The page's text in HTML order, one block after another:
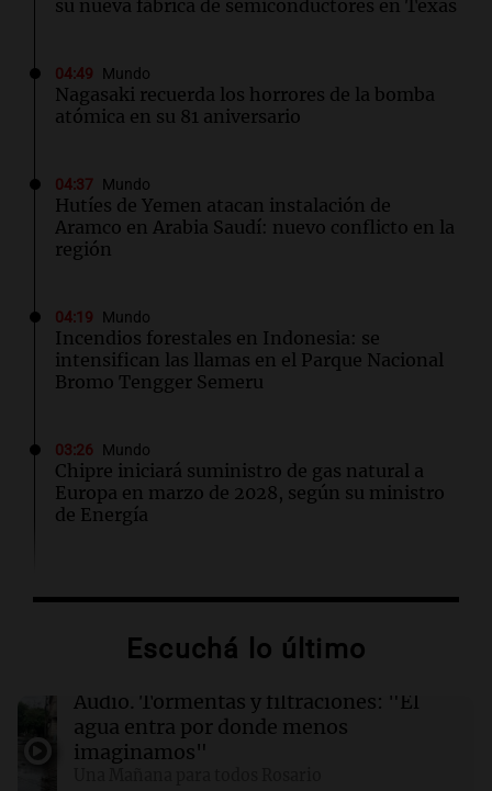
su nueva fábrica de semiconductores en Texas
04:49 Mundo
Nagasaki recuerda los horrores de la bomba
atómica en su 81 aniversario
04:37 Mundo
Hutíes de Yemen atacan instalación de
Aramco en Arabia Saudí: nuevo conflicto en la
región
04:19 Mundo
Incendios forestales en Indonesia: se
intensifican las llamas en el Parque Nacional
Bromo Tengger Semeru
03:26 Mundo
Chipre iniciará suministro de gas natural a
Europa en marzo de 2028, según su ministro
de Energía
Más de 1.300 vuelos cancelados en Shanghái
02:03 Tecnología
Airbnb acelera el lanzamiento de funciones
gracias a la inteligencia artificial en su
búsqueda
Escuchá lo último
Audio. Tormentas y filtraciones: "El
agua entra por donde menos
imaginamos"